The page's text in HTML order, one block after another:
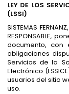
LEY DE LOS
(LSSI)
SISTEMAS
RESPONSABLE,
documento,
obligaciones
Servicios de la
Electrónico
usuarios del sitio
uso.